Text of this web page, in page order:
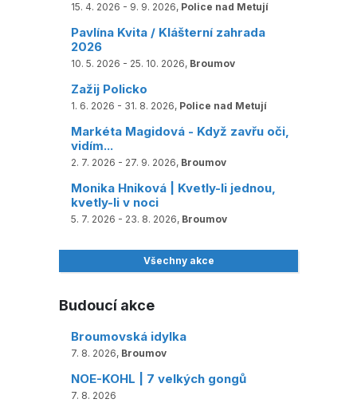
15. 4. 2026 - 9. 9. 2026, Police nad Metují
Pavlína Kvita / Klášterní zahrada
2026
10. 5. 2026 - 25. 10. 2026, Broumov
Zažij Policko
1. 6. 2026 - 31. 8. 2026, Police nad Metují
Markéta Magidová - Když zavřu oči,
vidím...
2. 7. 2026 - 27. 9. 2026, Broumov
Monika Hniková | Kvetly-li jednou,
kvetly-li v noci
5. 7. 2026 - 23. 8. 2026, Broumov
Všechny akce
Budoucí akce
Broumovská idylka
7. 8. 2026, Broumov
NOE-KOHL | 7 velkých gongů
7. 8. 2026